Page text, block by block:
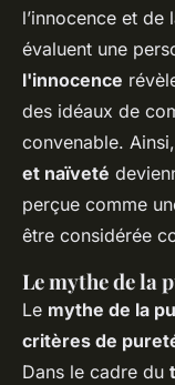
l’innocence et
évaluent une
l'innocence
des idéaux de
convenable.
et naïveté
perçue comme
être considérée
Le mythe de la
Le mythe de la
critères de
Dans le cadre du